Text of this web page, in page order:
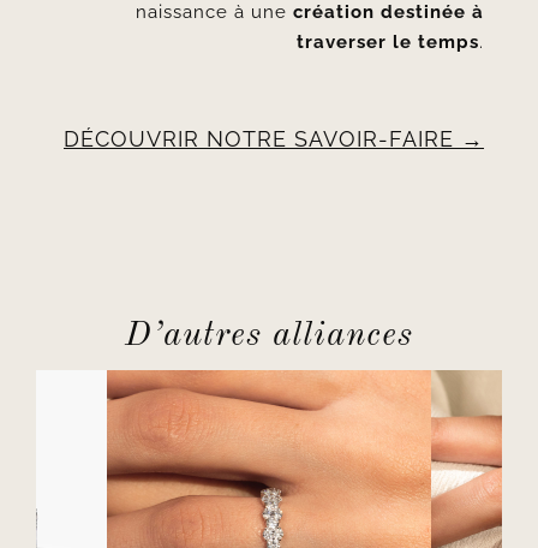
naissance à unecréation destinée à
traverser le temps.
DÉCOUVRIR NOTRE SAVOIR-FAIRE
D’autres alliances